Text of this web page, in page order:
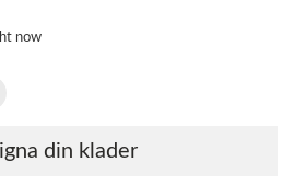
now
din klader